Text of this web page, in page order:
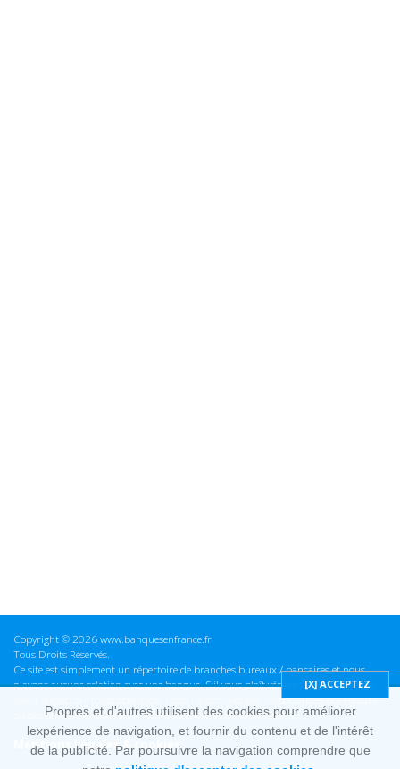
Copyright © 2026 www.banquesenfrance.fr
Tous Droits Réservés.
Ce site est simplement un répertoire de branches bureaux / bancaires et nous
n'avons aucune relation avec une banque. S'il vous plaît vérifier ces informations
avant d'effectuer toute opération, nous ne sommes pas responsables des erreurs
ou des omissions dans les informations que nous fournissons.
Mentions Légales & cookies
Propres et d'autres utilisent des cookies pour améliorer
lexpérience de navigation, et fournir du contenu et de l'intérêt
de la publicité. Par poursuivre la navigation comprendre que